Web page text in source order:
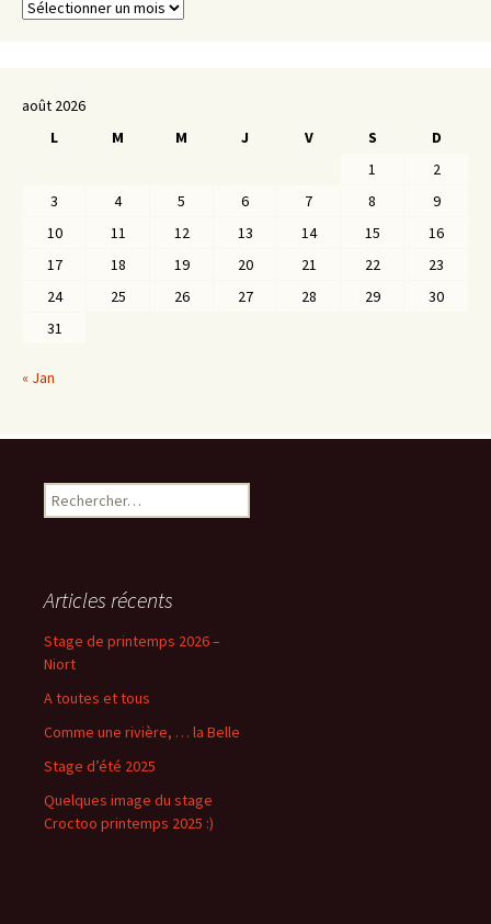
Archives
août 2026
L
M M J V S
D
1
2
3
4 5 6 7 8
9
10
11 12 13 14 15
16
17
18 19 20 21 22
23
24
25 26 27 28 29
30
31
« Jan
Rechercher :
Articles récents
Stage de printemps 2026 –
Niort
A toutes et tous
Comme une rivière, … la Belle
Stage d’été 2025
Quelques image du stage
Croctoo printemps 2025 :)